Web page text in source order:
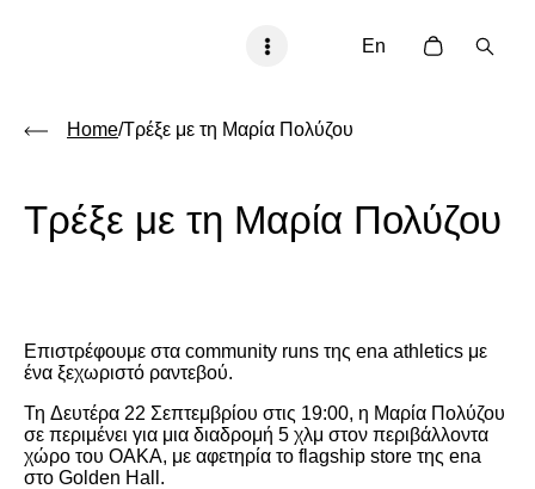
En
Home/Τρέξε με τη Μαρία Πολύζου
Τρέξε με τη Μαρία Πολύζου
Επιστρέφουμε στα community runs της ena athletics με
ένα ξεχωριστό ραντεβού.
Τη Δευτέρα 22 Σεπτεμβρίου στις 19:00, η Μαρία Πολύζου
σε περιμένει για μια διαδρομή 5 χλμ στον περιβάλλοντα
χώρο του ΟΑΚΑ, με αφετηρία το flagship store της ena
στο Golden Hall .